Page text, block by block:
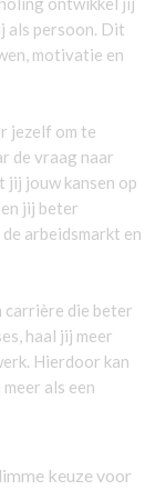
als persoon. Dit
motivatie en
jezelf om te
de vraag naar
jouw kansen op
jij beter
arbeidsmarkt en
carrière die beter
haal jij meer
Hierdoor kan
als een
keuze voor